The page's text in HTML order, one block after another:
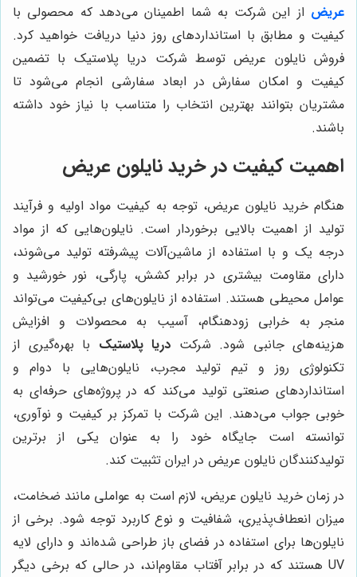
عریض از این شرکت به شما اطمینان می‌دهد که محصولی با
کیفیت و مطابق با استانداردهای روز دنیا دریافت خواهید کرد.
فروش نایلون عریض توسط شرکت دریا پلاستیک با تضمین
کیفیت و امکان سفارش در ابعاد سفارشی انجام می‌شود تا
مشتریان بتوانند بهترین انتخاب را متناسب با نیاز خود داشته
باشند.
اهمیت کیفیت در خرید نایلون عریض
هنگام خرید نایلون عریض، توجه به کیفیت مواد اولیه و فرآیند
تولید از اهمیت بالایی برخوردار است. نایلون‌هایی که از مواد
درجه یک و با استفاده از ماشین‌آلات پیشرفته تولید می‌شوند،
دارای مقاومت بیشتری در برابر کشش، پارگی، نور خورشید و
عوامل محیطی هستند. استفاده از نایلون‌های بی‌کیفیت می‌تواند
منجر به خرابی زودهنگام، آسیب به محصولات و افزایش
هزینه‌های جانبی شود. شرکت دریا پلاستیک با بهره‌گیری از
تکنولوژی روز و تیم تولید مجرب، نایلون‌هایی با دوام و
استانداردهای صنعتی تولید می‌کند که در پروژه‌های حرفه‌ای به
خوبی جواب می‌دهند. این شرکت با تمرکز بر کیفیت و نوآوری،
توانسته است جایگاه خود را به عنوان یکی از برترین
تولیدکنندگان نایلون عریض در ایران تثبیت کند.
در زمان خرید نایلون عریض، لازم است به عواملی مانند ضخامت،
میزان انعطاف‌پذیری، شفافیت و نوع کاربرد توجه شود. برخی از
نایلون‌ها برای استفاده در فضای باز طراحی شده‌اند و دارای لایه
UV هستند که در برابر آفتاب مقاوم‌اند، در حالی که برخی دیگر